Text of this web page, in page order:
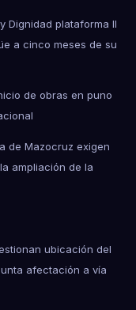
Dignidad plataforma II
a cinco meses de su
de obras en puno
de Mazocruz exigen
ampliación de la
ubicación del
afectación a vía